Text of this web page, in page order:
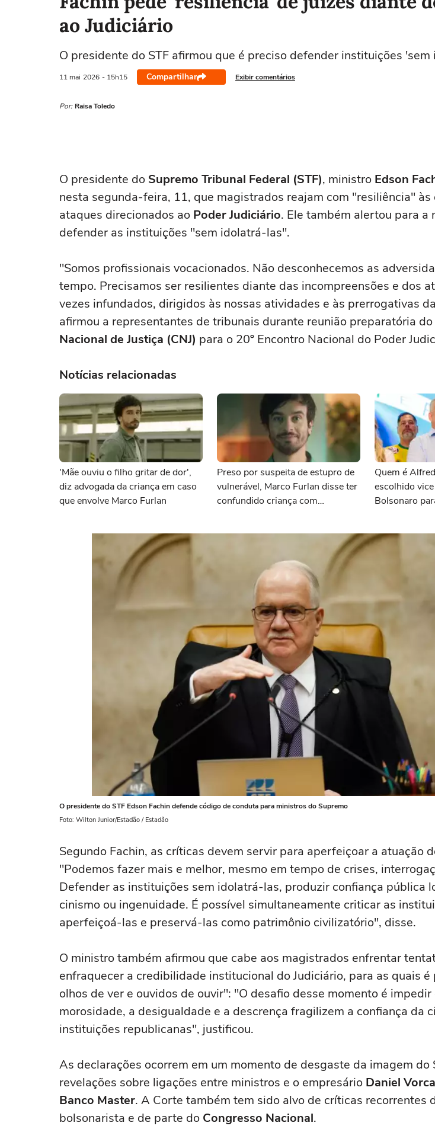
ao Judiciário
O presidente do STF afirmou que é preciso defender instituições
11 mai 2026 - 15h15 Compartilhar Exibir comentários
Por: Raisa Toledo
O presidente do Supremo Tribunal Federal (STF), ministro Edson
nesta segunda-feira, 11, que magistrados reajam com "resiliência" às
ataques direcionados ao Poder Judiciário. Ele também alertou para a
defender as instituições "sem idolatrá-las".
"Somos profissionais vocacionados. Não desconhecemos as
tempo. Precisamos ser resilientes diante das incompreensões e dos
vezes infundados, dirigidos às nossas atividades e às prerrogativas
afirmou a representantes de tribunais durante reunião preparatória do
Nacional de Justiça (CNJ) para o 20º Encontro Nacional do Poder
Notícias relacionadas
'Mãe ouviu o filho gritar de dor',
diz advogada da criança em caso
que envolve Marco Furlan
Preso por suspeita de estupro de
vulnerável, Marco Furlan disse ter
confundido criança com
Quem é
escolhido
Bolsonaro
O presidente do STF Edson Fachin defende código de conduta para ministros do Supremo
Foto: Wilton Junior/Estadão / Estadão
Segundo Fachin, as críticas devem servir para aperfeiçoar a atuação
"Podemos fazer mais e melhor, mesmo em tempo de crises,
Defender as instituições sem idolatrá-las, produzir confiança pública
cinismo ou ingenuidade. É possível simultaneamente criticar as
aperfeiçoá-las e preservá-las como patrimônio civilizatório", disse.
O ministro também afirmou que cabe aos magistrados enfrentar
enfraquecer a credibilidade institucional do Judiciário, para as quais
olhos de ver e ouvidos de ouvir": "O desafio desse momento é impedir
morosidade, a desigualdade e a descrença fragilizem a confiança da
instituições republicanas", justificou.
As declarações ocorrem em um momento de desgaste da imagem do
revelações sobre ligações entre ministros e o empresário Daniel
Banco Master. A Corte também tem sido alvo de críticas recorrentes
bolsonarista e de parte do Congresso Nacional.